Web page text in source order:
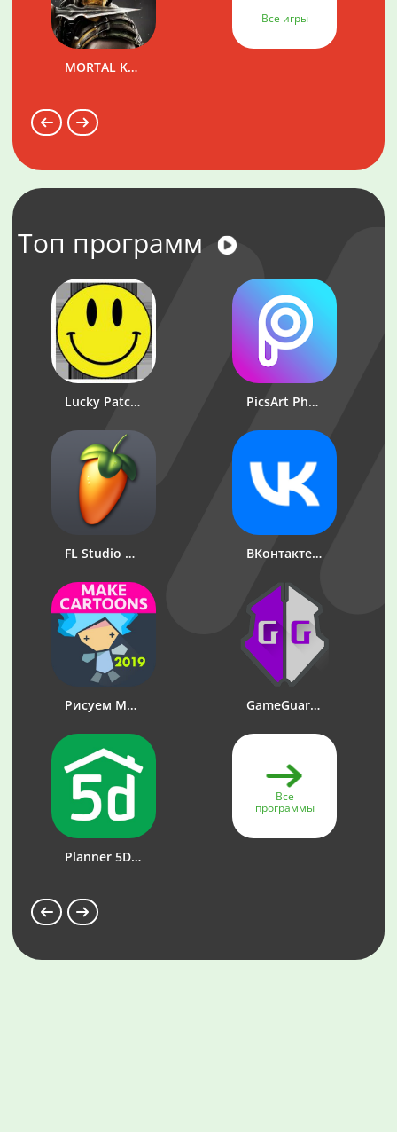
MORTAL KOMBAT
Все игры
Топ программ
Lucky Patcher PicsArt Photo Studio: Редактор фото и коллажей
FL Studio Mobile ВКонтакте: музыка, видео, чат
Рисуем Мультфильмы 2 GameGuardian
Planner 5D - Дизайн Интерьера
Все
программы